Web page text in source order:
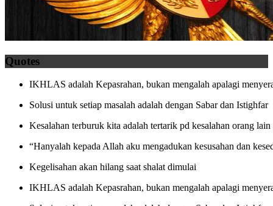
Quotes
IKHLAS adalah Kepasrahan, bukan mengalah apalagi
Solusi untuk setiap masalah adalah dengan Sabar dan Istighfar
Kesalahan terburuk kita adalah tertarik pd kesalahan orang lain
“Hanyalah kepada Allah aku mengadukan kesusahan dan
Kegelisahan akan hilang saat shalat dimulai
IKHLAS adalah Kepasrahan, bukan mengalah apalagi